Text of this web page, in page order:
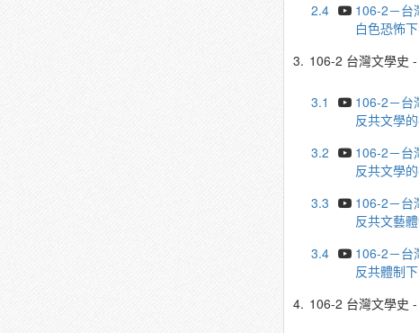
2.4
106-2－台
白色恐怖
3. 106-2 台灣文學史
3.1
106-2－台
反共文學
3.2
106-2－台
反共文學
3.3
106-2－台
反共文藝
3.4
106-2－台
反共體制
4. 106-2 台灣文學史